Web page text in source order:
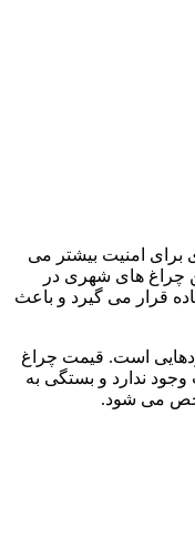
امنیت بیشتر می
های شهری در
قرار می گیرد و باعث
است. قیمت چراغ
ندارد و بستگی به
می شود.